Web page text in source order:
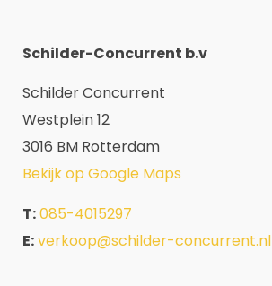
Schilder-Concurrent b.v
Schilder Concurrent
Westplein 12
3016 BM Rotterdam
Bekijk op Google Maps
T:085-4015297
E:verkoop@schilder-concurrent.nl